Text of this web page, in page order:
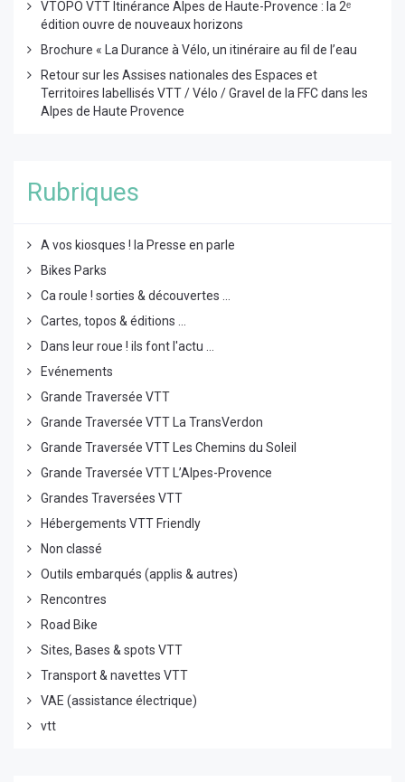
VTOPO VTT Itinérance Alpes de Haute-Provence : la 2ᵉ
édition ouvre de nouveaux horizons
Brochure « La Durance à Vélo, un itinéraire au fil de l’eau
Retour sur les Assises nationales des Espaces et
Territoires labellisés VTT / Vélo / Gravel de la FFC dans les
Alpes de Haute Provence
Rubriques
A vos kiosques ! la Presse en parle
Bikes Parks
Ca roule ! sorties & découvertes ...
Cartes, topos & éditions ...
Dans leur roue ! ils font l'actu ...
Evénements
Grande Traversée VTT
Grande Traversée VTT La TransVerdon
Grande Traversée VTT Les Chemins du Soleil
Grande Traversée VTT L’Alpes-Provence
Grandes Traversées VTT
Hébergements VTT Friendly
Non classé
Outils embarqués (applis & autres)
Rencontres
Road Bike
Sites, Bases & spots VTT
Transport & navettes VTT
VAE (assistance électrique)
vtt